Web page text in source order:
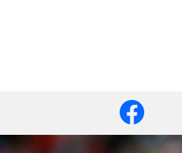
الدوري الإنجليزي
الدوري الإسباني
رياضة نسائية